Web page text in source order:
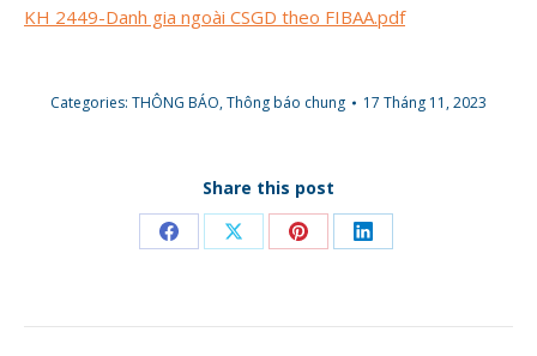
KH 2449-Danh gia ngoài CSGD theo FIBAA.pdf
Categories: THÔNG BÁO,Thông báo chung 17 Tháng 11, 2023
Share this post
Share Share Share Share